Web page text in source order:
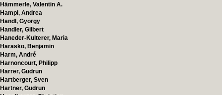
Hämmerle, Valentin A.
Hampl, Andrea
Handl, György
Handler, Gilbert
Haneder-Kulterer, Maria
Harasko, Benjamin
Harm, André
Harnoncourt, Philipp
Harrer, Gudrun
Hartberger, Sven
Hartner, Gudrun